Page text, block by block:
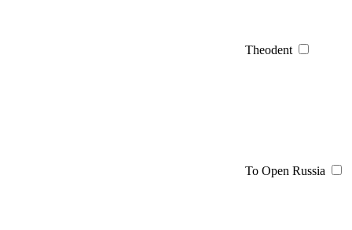
Theodent
To Open Russia